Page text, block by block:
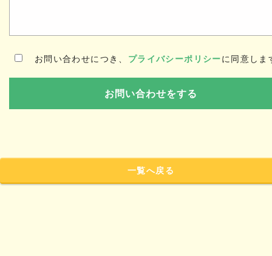
お問い合わせにつき、 プライバシーポリシーに同意しま
一覧へ戻る